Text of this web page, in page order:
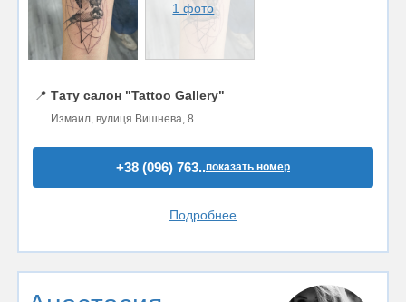
1 фото
📍 Тату салон "Tattoo Gallery"
Измаил, вулиця Вишнева, 8
+38 (096) 763..показать номер
Подробнее